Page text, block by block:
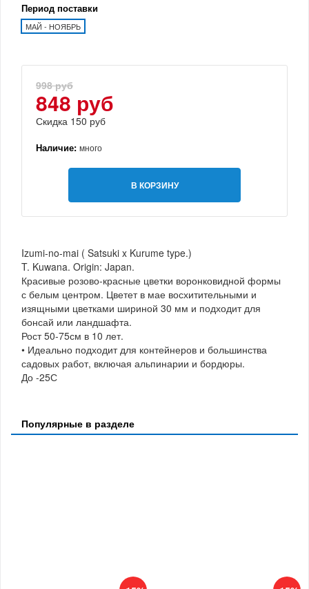
Период поставки
МАЙ - НОЯБРЬ
998 руб
848 руб
Скидка 150 руб
Наличие: много
В КОРЗИНУ
Izumi-no-mai ( Satsuki x Kurume type.)
T. Kuwana. Origin: Japan.
Красивые розово-красные цветки воронковидной формы
с белым центром. Цветет в мае восхитительными и
изящными цветками шириной 30 мм и подходит для
бонсай или ландшафта.
Рост 50-75см в 10 лет.
• Идеально подходит для контейнеров и большинства
садовых работ, включая альпинарии и бордюры.
До -25С
Популярные в разделе